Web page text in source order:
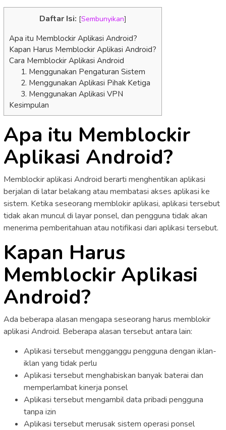
Daftar Isi: [Sembunyikan]
Apa itu Memblockir Aplikasi Android?
Kapan Harus Memblockir Aplikasi Android?
Cara Memblockir Aplikasi Android
1. Menggunakan Pengaturan Sistem
2. Menggunakan Aplikasi Pihak Ketiga
3. Menggunakan Aplikasi VPN
Kesimpulan
Apa itu Memblockir
Aplikasi Android?
Memblockir aplikasi Android berarti menghentikan aplikasi
berjalan di latar belakang atau membatasi akses aplikasi ke
sistem. Ketika seseorang memblokir aplikasi, aplikasi tersebut
tidak akan muncul di layar ponsel, dan pengguna tidak akan
menerima pemberitahuan atau notifikasi dari aplikasi tersebut.
Kapan Harus
Memblockir Aplikasi
Android?
Ada beberapa alasan mengapa seseorang harus memblokir
aplikasi Android. Beberapa alasan tersebut antara lain:
Aplikasi tersebut mengganggu pengguna dengan iklan-
iklan yang tidak perlu
Aplikasi tersebut menghabiskan banyak baterai dan
memperlambat kinerja ponsel
Aplikasi tersebut mengambil data pribadi pengguna
tanpa izin
Aplikasi tersebut merusak sistem operasi ponsel